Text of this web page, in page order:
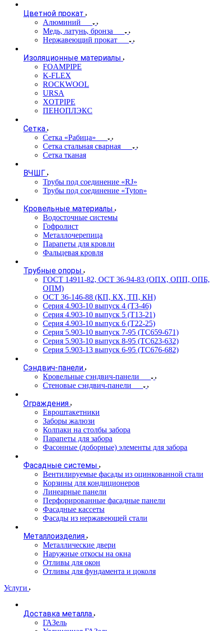
Цветной прокат
Алюминий
Медь, латунь, бронза
Нержавеющий прокат
Изоляционные материалы
FOAMPIPE
K-FLEX
ROCKWOOL
URSA
XOTPIPE
ПЕНОПЛЭКС
Сетка
Сетка «Рабица»
Сетка стальная сварная
Сетка тканая
ВЧШГ
Трубы под соединение «RJ»
Трубы под соединение «Tyton»
Кровельные материалы
Водосточные системы
Гофролист
Металлочерепица
Парапеты для кровли
Фальцевая кровля
Трубные опоры
ГОСТ 14911-82, ОСТ 36-94-83 (ОПХ, ОПП, ОПБ,
ОПМ)
ОСТ 36-146-88 (КП, КХ, ТП, КН)
Серия 4.903-10 выпуск 4 (Т3-46)
Серия 4.903-10 выпуск 5 (Т13-21)
Серия 4.903-10 выпуск 6 (Т22-25)
Серия 5.903-10 выпуск 7-95 (ТС659-671)
Серия 5.903-10 выпуск 8-95 (ТС623-632)
Серия 5.903-13 выпуск 6-95 (ТС676-682)
Сэндвич-панели
Кровельные сэндвич-панели
Стеновые сэндвич-панели
Ограждения
Евроштакетники
Заборы жалюзи
Колпаки на столбы забора
Парапеты для забора
Фасонные (доборные) элементы для забора
Фасадные системы
Вентилируемые фасады из оцинкованной стали
Корзины для кондиционеров
Линеарные панели
Перфорированные фасадные панели
Фасадные кассеты
Фасады из нержавеющей стали
Металлоизделия
Металлические двери
Наружные откосы на окна
Отливы для окон
Отливы для фундамента и цоколя
Услуги
Доставка металла
ГАЗель